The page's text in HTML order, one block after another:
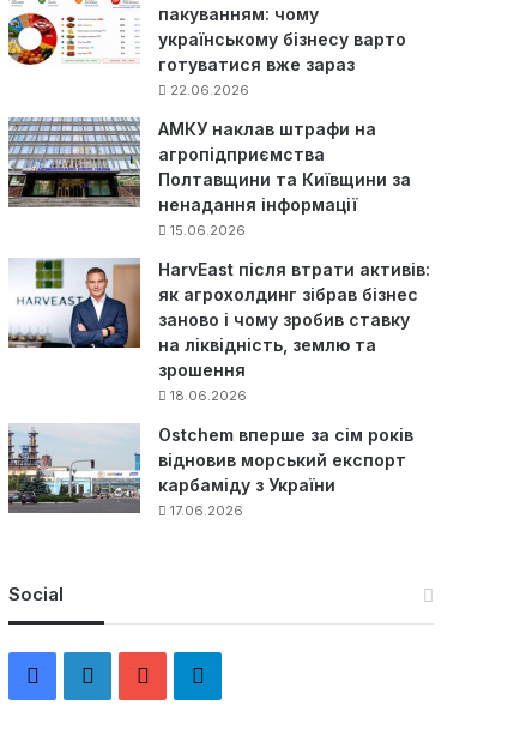
пакуванням: чому
українському бізнесу варто
готуватися вже зараз
22.06.2026
АМКУ наклав штрафи на
агропідприємства
Полтавщини та Київщини за
ненадання інформації
15.06.2026
HarvEast після втрати активів:
як агрохолдинг зібрав бізнес
заново і чому зробив ставку
на ліквідність, землю та
зрошення
18.06.2026
Ostchem вперше за сім років
відновив морський експорт
карбаміду з України
17.06.2026
Social